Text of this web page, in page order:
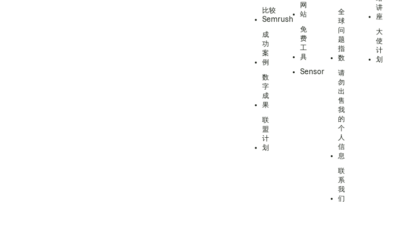
比较
Semrush
成
功
案
例
数
字
成
果
联
盟
计
划
网
站
免
费
工
具
Sensor
全
球
问
题
指
数
请
勿
出
售
我
的
个
人
信
息
联
系
我
们
讲
座
大
使
计
划